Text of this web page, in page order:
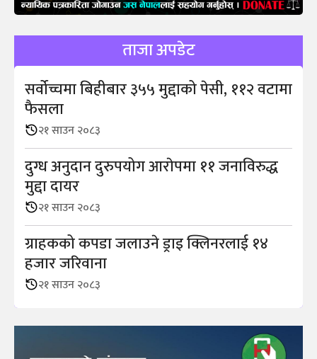
ताजा अपडेट
सर्वोच्चमा बिहीबार ३५५ मुद्दाको पेसी, ११२ वटामा
फैसला
२१ साउन २०८३
दुग्ध अनुदान दुरुपयोग आराेपमा ११ जनाविरुद्ध
मुद्दा दायर
२१ साउन २०८३
ग्राहकको कपडा जलाउने ड्राइ क्लिनरलाई १४
हजार जरिवाना
२१ साउन २०८३